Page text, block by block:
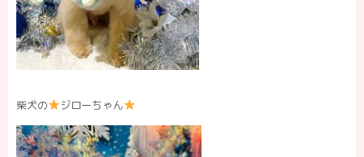
柴犬の ジローちゃん